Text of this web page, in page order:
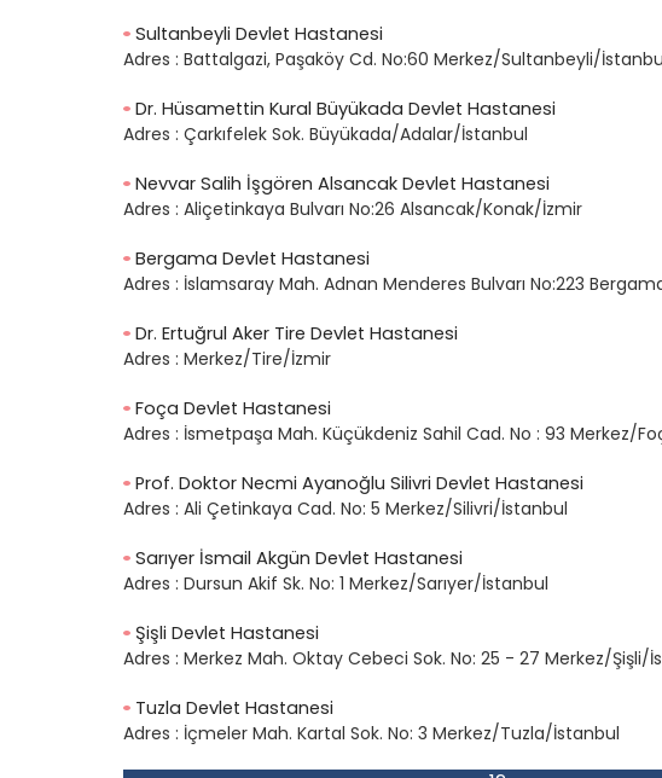
Sultanbeyli Devlet Hastanesi
Adres : Battalgazi, Paşaköy Cd. No:60 Merkez/Sultanbeyli/
Dr. Hüsamettin Kural Büyükada Devlet Hastanesi
Adres : Çarkıfelek Sok. Büyükada/Adalar/İstanbul
Nevvar Salih İşgören Alsancak Devlet Hastanesi
Adres : Aliçetinkaya Bulvarı No:26 Alsancak/Konak/İzmir
Bergama Devlet Hastanesi
Adres : İslamsaray Mah. Adnan Menderes Bulvarı No:223
Dr. Ertuğrul Aker Tire Devlet Hastanesi
Adres : Merkez/Tire/İzmir
Foça Devlet Hastanesi
Adres : İsmetpaşa Mah. Küçükdeniz Sahil Cad. No : 93 Merkez/
Prof. Doktor Necmi Ayanoğlu Silivri Devlet Hastanesi
Adres : Ali Çetinkaya Cad. No: 5 Merkez/Silivri/İstanbul
Sarıyer İsmail Akgün Devlet Hastanesi
Adres : Dursun Akif Sk. No: 1 Merkez/Sarıyer/İstanbul
Şişli Devlet Hastanesi
Adres : Merkez Mah. Oktay Cebeci Sok. No: 25 - 27 Merkez/Şişli/
Tuzla Devlet Hastanesi
Adres : İçmeler Mah. Kartal Sok. No: 3 Merkez/Tuzla/İstanbul